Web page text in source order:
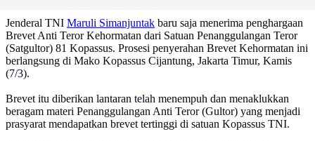
Jenderal TNI Maruli Simanjuntak baru saja menerima penghargaan
Brevet Anti Teror Kehormatan dari Satuan Penanggulangan Teror
(Satgultor) 81 Kopassus. Prosesi penyerahan Brevet Kehormatan ini
berlangsung di Mako Kopassus Cijantung, Jakarta Timur, Kamis
(7/3).
Brevet itu diberikan lantaran telah menempuh dan menaklukkan
beragam materi Penanggulangan Anti Teror (Gultor) yang menjadi
prasyarat mendapatkan brevet tertinggi di satuan Kopassus TNI.